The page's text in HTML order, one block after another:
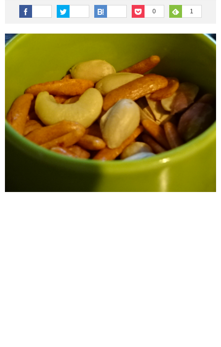
0 1
その他英語関連
旅行関連あれこれ